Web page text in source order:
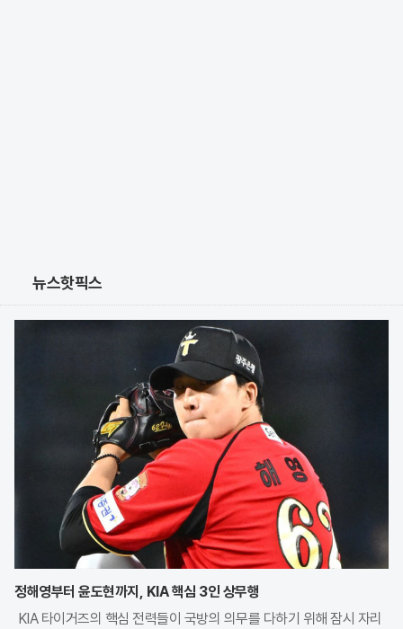
뉴스핫픽스
정해영부터 윤도현까지, KIA 핵심 3인 상무행
KIA 타이거즈의 핵심 전력들이 국방의 의무를 다하기 위해 잠시 자리